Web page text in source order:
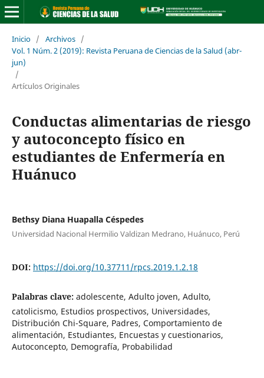
Inicio / Archivos /
Vol. 1 Núm. 2 (2019): Revista Peruana de Ciencias de la Salud (abr-
jun)
/
Artículos Originales
Conductas alimentarias de riesgo
y autoconcepto físico en
estudiantes de Enfermería en
Huánuco
Bethsy Diana Huapalla Céspedes
Universidad Nacional Hermilio Valdizan Medrano, Huánuco, Perú
DOI: https://doi.org/10.37711/rpcs.2019.1.2.18
Palabras clave: adolescente, Adulto joven, Adulto,
catolicismo, Estudios prospectivos, Universidades,
Distribución Chi-Square, Padres, Comportamiento de
alimentación, Estudiantes, Encuestas y cuestionarios,
Autoconcepto, Demografía, Probabilidad